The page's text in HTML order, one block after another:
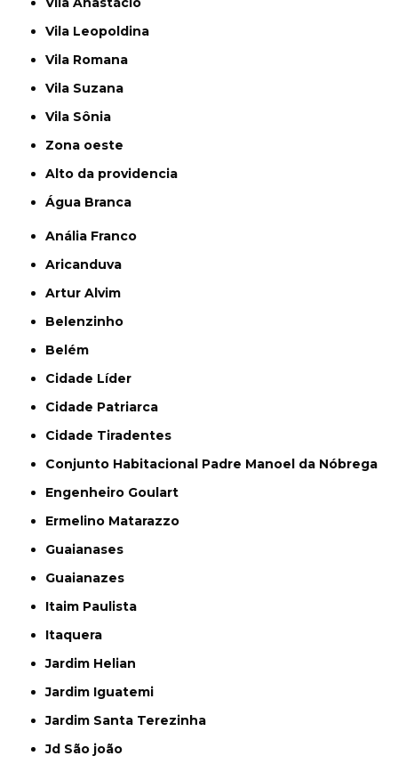
Vila Leopoldina
Vila Romana
Vila Suzana
Vila Sônia
Zona oeste
alto da providencia
Água Branca
Anália Franco
Aricanduva
Artur Alvim
Belenzinho
Belém
Cidade Líder
Cidade Patriarca
Cidade Tiradentes
Conjunto Habitacional Padre Manoel da Nóbrega
Engenheiro Goulart
Ermelino Matarazzo
Guaianases
Guaianazes
Itaim Paulista
Itaquera
Jardim Helian
Jardim Iguatemi
Jardim Santa Terezinha
Jd São joão